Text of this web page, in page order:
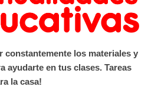
constantemente los materiales y
ayudarte en tus clases. Tareas
la casa!